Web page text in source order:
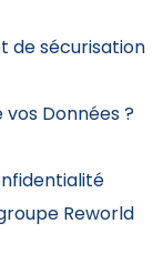
de sécurisation
Données ?
Reworld